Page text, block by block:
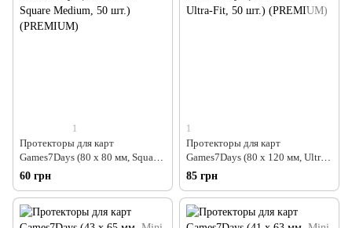
1
Протекторы для карт
Games7Days (80 х 80 мм, Square
Medium, 50 шт.) (PREMIUM)
60 грн
1
Протекторы для карт
Games7Days (80 х 120 мм, Ultra-
Fit, 50 шт.) (PREMIUM)
85 грн